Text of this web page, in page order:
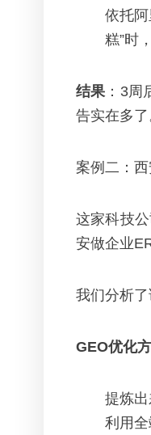
依托
糕”时
结果：3周
告实在多了
案例二：
这家科技
安做企业
我们分析
GEO优化
提炼出
利用